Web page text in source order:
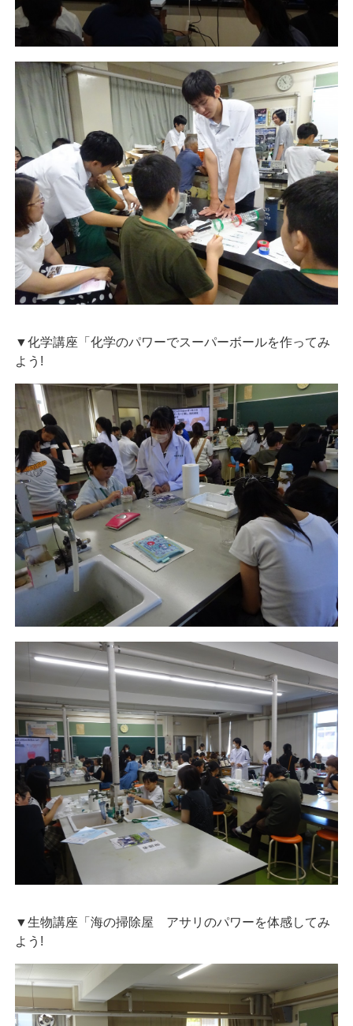
▼化学講座「化学のパワーでスーパーボールを作ってみ
よう!
▼生物講座「海の掃除屋 アサリのパワーを体感してみ
よう!